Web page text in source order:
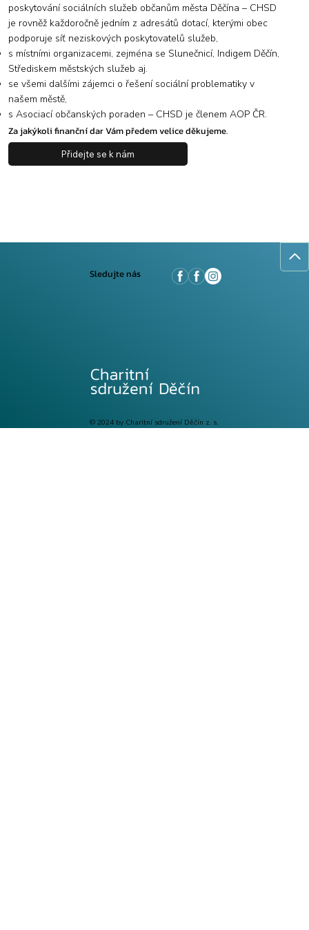
poskytování sociálních služeb občanům města Děčína – CHSD
je rovněž každoročně jedním z adresátů dotací, kterými obec
podporuje síť neziskových poskytovatelů služeb,
s místními organizacemi, zejména se Slunečnicí, Indigem Děčín,
Střediskem městských služeb aj.
se všemi dalšími zájemci o řešení sociální problematiky v
našem městě,
s Asociací občanských poraden – CHSD je členem AOP ČR.
Za jakýkoli finanční dar Vám předem velice děkujeme.
Přidejte se k nám
Sledujte nás
© 2024 by Charitní sdružení Děčín z. s.